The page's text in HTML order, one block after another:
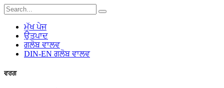
ਮੁੱਖ ਪੇਜ
ਉਤਪਾਦ
ਗਲੋਬ ਵਾਲਵ
DIN-EN ਗਲੋਬ ਵਾਲਵ
ਵਰਗ